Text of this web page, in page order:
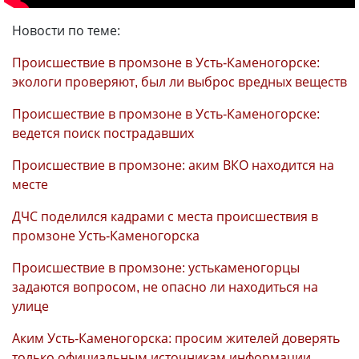
Новости по теме:
Происшествие в промзоне в Усть-Каменогорске:
экологи проверяют, был ли выброс вредных веществ
Происшествие в промзоне в Усть-Каменогорске:
ведется поиск пострадавших
Происшествие в промзоне: аким ВКО находится на
месте
ДЧС поделился кадрами с места происшествия в
промзоне Усть-Каменогорска
Происшествие в промзоне: устькаменогорцы
задаются вопросом, не опасно ли находиться на
улице
Аким Усть-Каменогорска: просим жителей доверять